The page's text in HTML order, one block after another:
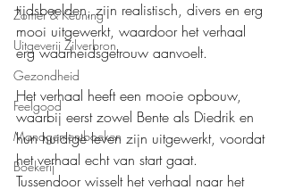
Zomer & Keuning
Uitgeverij Zilverbron
Gezondheid
Feelgood
Managementboeken
Boekerij
tijdsbeelden, zijn realistisch, divers en erg
mooi uitgewerkt, waardoor het verhaal
erg waarheidsgetrouw aanvoelt.
Het verhaal heeft een mooie opbouw,
waarbij eerst zowel Bente als Diedrik en
hun huidige leven zijn uitgewerkt, voordat
het verhaal echt van start gaat.
Tussendoor wisselt het verhaal naar het